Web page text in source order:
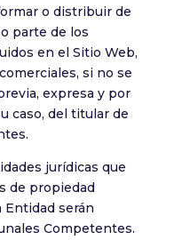
o distribuir de
parte de los
en el Sitio Web,
si no se
expresa y por
caso, del titular de
jurídicas que
de propiedad
serán
Competentes.